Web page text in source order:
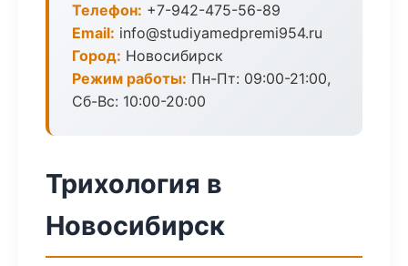
Телефон: +7-942-475-56-89
Email: info@studiyamedpremi954.ru
Город: Новосибирск
Режим работы: Пн-Пт: 09:00-21:00,
Сб-Вс: 10:00-20:00
Трихология в
Новосибирск